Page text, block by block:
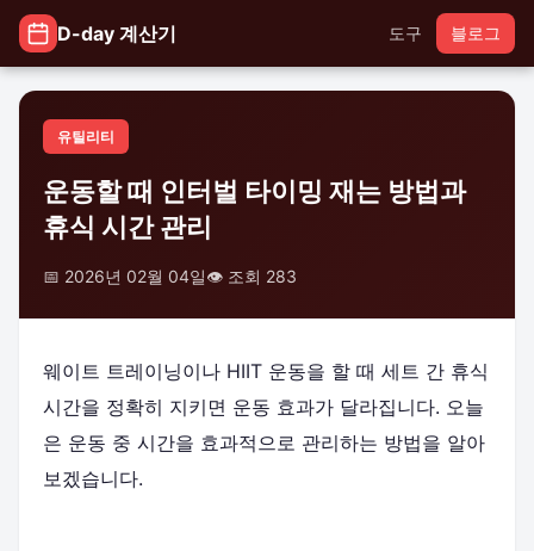
D-day 계산기 도구 블로그
유틸리티
운동할 때 인터벌 타이밍 재는 방법과
휴식 시간 관리
📅 2026년 02월 04일👁️ 조회 283
웨이트 트레이닝이나 HIIT 운동을 할 때 세트 간 휴식
시간을 정확히 지키면 운동 효과가 달라집니다. 오늘
은 운동 중 시간을 효과적으로 관리하는 방법을 알아
보겠습니다.